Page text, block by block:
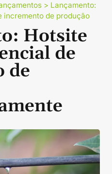
> Lançamento:
incremento de produção
Hotsite
de
de